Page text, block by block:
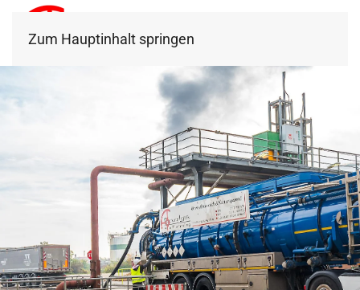
Zum Hauptinhalt springen